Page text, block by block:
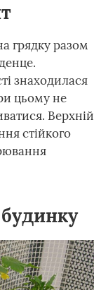
грядку разом
знаходилася
цьому не
Верхній
стійкого
будинку